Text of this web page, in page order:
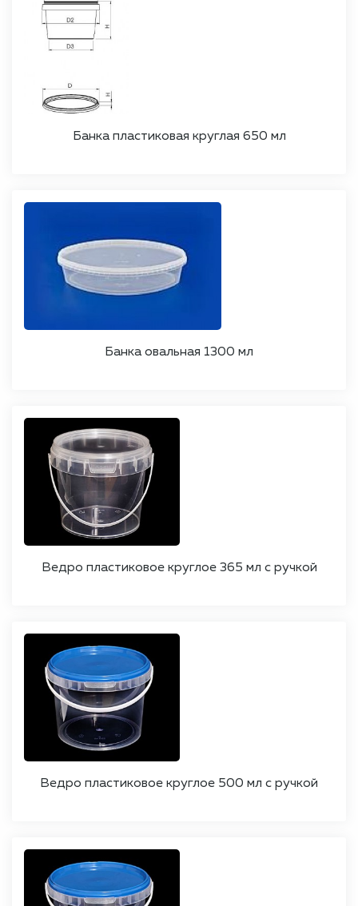
Банка пластиковая круглая 650 мл
Банка овальная 1300 мл
Ведро пластиковое круглое 365 мл с ручкой
Ведро пластиковое круглое 500 мл с ручкой